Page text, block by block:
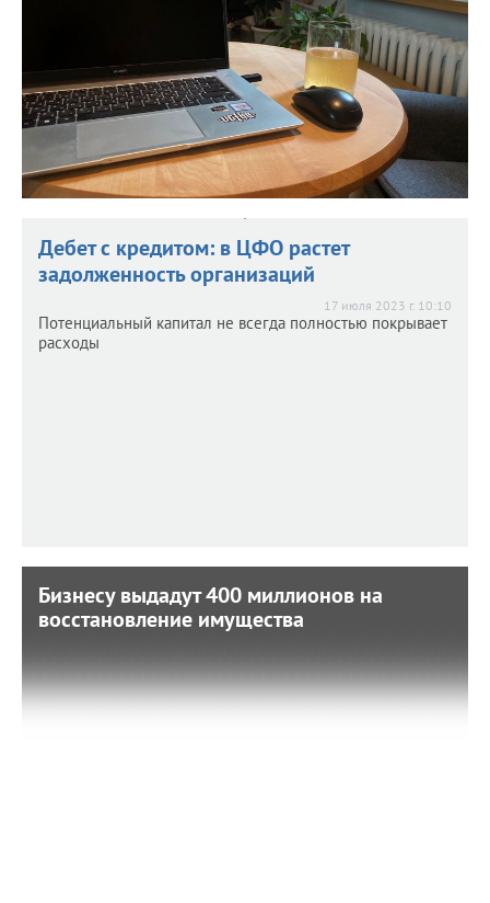
Дебет с кредитом: в ЦФО растет
задолженность организаций
17 июля 2023 г. 10:10
Потенциальный капитал не всегда полностью покрывает
расходы
Бизнесу выдадут 400 миллионов на
восстановление имущества
Бизнесу выдадут 400 миллионов на
восстановление имущества
Одновременно стартует вторая волна сбора заявок от
пострадавших из-за обстрелов предприятий
Белгородской области.